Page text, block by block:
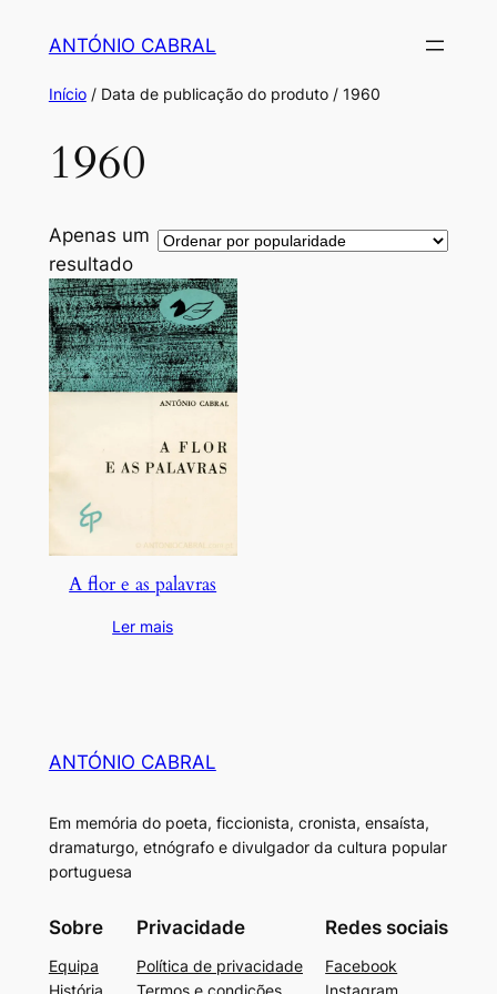
conteúdo
ANTÓNIO CABRAL
Início/ Data de publicação do produto / 1960
1960
Apenas um
resultado
A flor e as palavras
Ler mais
ANTÓNIO CABRAL
Em memória do poeta, ficcionista, cronista, ensaísta,
dramaturgo, etnógrafo e divulgador da cultura popular
portuguesa
Sobre
Equipa
História
Privacidade
Política de privacidade
Termos e condições
Redes sociais
Facebook
Instagram